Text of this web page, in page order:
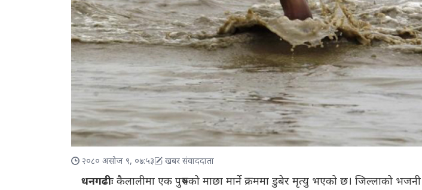
२०८० असोज ९, ०७:५३ खबर संवाददाता
धनगढीःकैलालीमा एक पुरुषको माछा मार्ने क्रममा डुबेर मृत्यु भएको छ। जिल्लाको